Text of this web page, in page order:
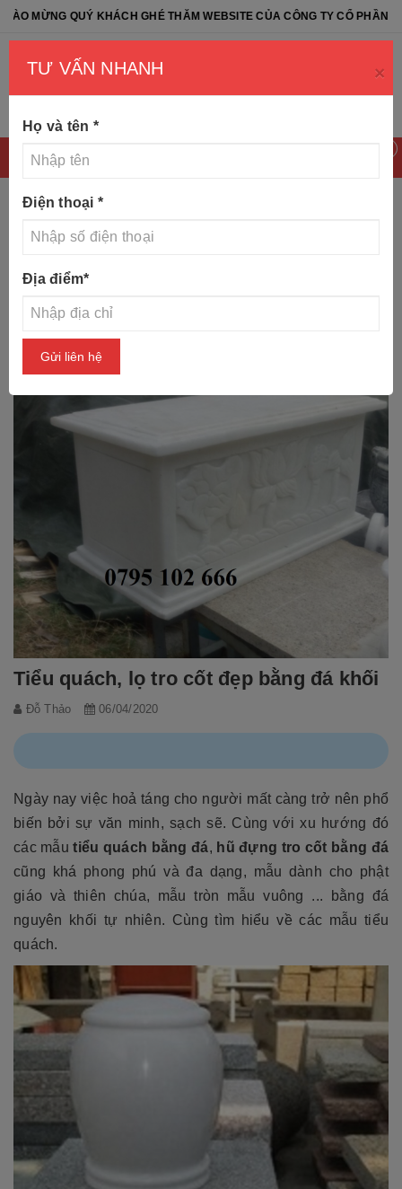
QUÝ KHÁCH GHÉ THĂM WEBSITE CỦA CÔNG TY CỔ PHẦN ĐÁ TỰ
khối
Tiểu quách, lọ tro cốt đẹp bằng đá khối
Đỗ Thảo 06/04/2020
Ngày nay việc hoả táng cho người mất càng trở nên phổ
biến bởi sự văn minh, sạch sẽ. Cùng với xu hướng đó
các mẫutiểu quách bằng đá, hũ đựng tro cốt bằng đá
cũng khá phong phú và đa dạng, mẫu dành cho phật
giáo và thiên chúa, mẫu tròn mẫu vuông ... bằng đá
nguyên khối tự nhiên. Cùng tìm hiểu về các mẫu tiểu
quách.
TƯ VẤN NHANH ×
Họ và tên *
Điện thoại *
Địa điểm*
Gửi liên hệ